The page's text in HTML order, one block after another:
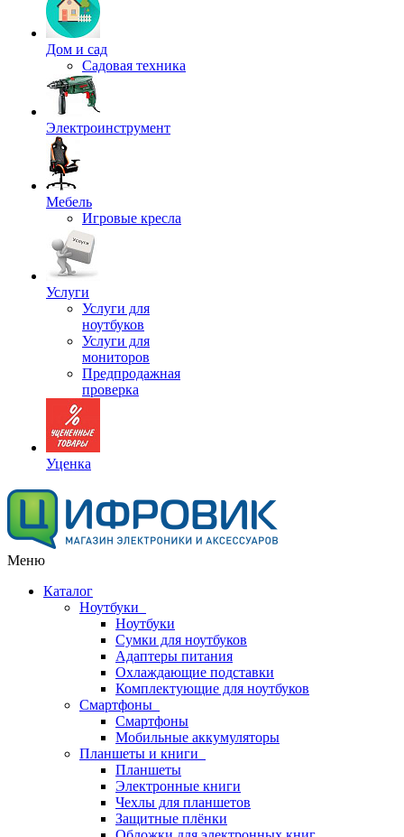
Дом и сад
Садовая техника
Электроинструмент
Мебель
Игровые кресла
Услуги
Услуги для
ноутбуков
Услуги для
мониторов
Предпродажная
проверка
Уценка
Меню
Каталог
Ноутбуки
Ноутбуки
Сумки для ноутбуков
Адаптеры питания
Охлаждающие подставки
Комплектующие для ноутбуков
Смартфоны
Смартфоны
Мобильные аккумуляторы
Планшеты и книги
Планшеты
Электронные книги
Чехлы для планшетов
Защитные плёнки